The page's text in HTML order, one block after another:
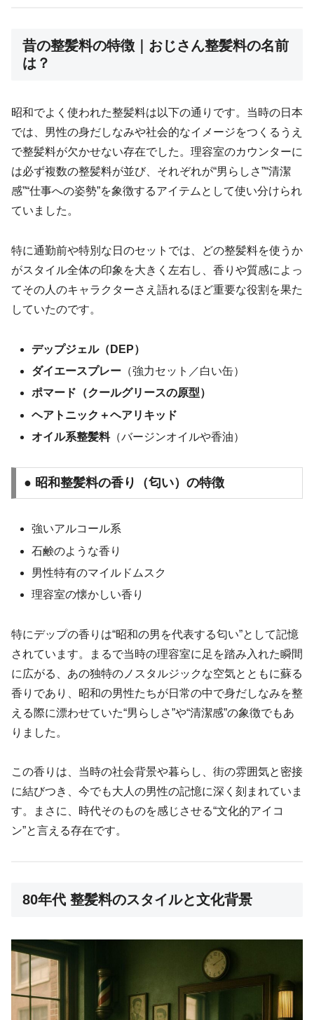
昔の整髪料の特徴｜おじさん整髪料の名前
は？
昭和でよく使われた整髪料は以下の通りです。当時の日本
では、男性の身だしなみや社会的なイメージをつくるうえ
で整髪料が欠かせない存在でした。理容室のカウンターに
は必ず複数の整髪料が並び、それぞれが“男らしさ”“清潔
感”“仕事への姿勢”を象徴するアイテムとして使い分けられ
ていました。
特に通勤前や特別な日のセットでは、どの整髪料を使うか
がスタイル全体の印象を大きく左右し、香りや質感によっ
てその人のキャラクターさえ語れるほど重要な役割を果た
していたのです。
デップジェル（DEP）
ダイエースプレー （強力セット／白い缶）
ポマード（クールグリースの原型）
ヘアトニック＋ヘアリキッド
オイル系整髪料（バージンオイルや香油）
● 昭和整髪料の香り（匂い）の特徴
強いアルコール系
石鹸のような香り
男性特有のマイルドムスク
理容室の懐かしい香り
特にデップの香りは“昭和の男を代表する匂い”として記憶
されています。まるで当時の理容室に足を踏み入れた瞬間
に広がる、あの独特のノスタルジックな空気とともに蘇る
香りであり、昭和の男性たちが日常の中で身だしなみを整
える際に漂わせていた“男らしさ”や“清潔感”の象徴でもあ
りました。
この香りは、当時の社会背景や暮らし、街の雰囲気と密接
に結びつき、今でも大人の男性の記憶に深く刻まれていま
す。まさに、時代そのものを感じさせる“文化的アイコ
ン”と言える存在です。
80年代 整髪料のスタイルと文化背景